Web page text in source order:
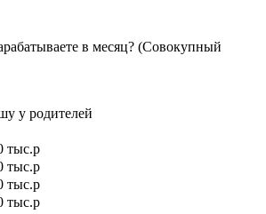
в месяц? (Совокупный
у родителей
тыс.р
тыс.р
тыс.р
тыс.р